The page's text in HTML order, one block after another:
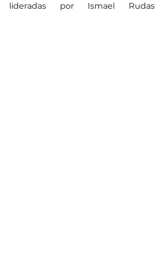
lideradas por Ismael Rudas